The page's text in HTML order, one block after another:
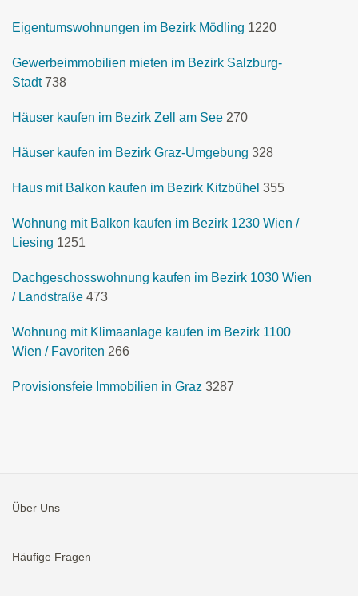
Eigentumswohnungen im Bezirk Mödling 1220
Gewerbeimmobilien mieten im Bezirk Salzburg-
Stadt 738
Häuser kaufen im Bezirk Zell am See 270
Häuser kaufen im Bezirk Graz-Umgebung 328
Haus mit Balkon kaufen im Bezirk Kitzbühel 355
Wohnung mit Balkon kaufen im Bezirk 1230 Wien /
Liesing 1251
Dachgeschosswohnung kaufen im Bezirk 1030 Wien
/ Landstraße 473
Wohnung mit Klimaanlage kaufen im Bezirk 1100
Wien / Favoriten 266
Provisionsfeie Immobilien in Graz 3287
Über Uns
Häufige Fragen